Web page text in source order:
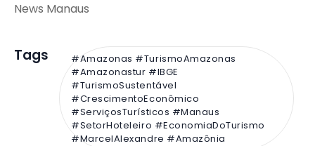
News Manaus
Tags
#Amazonas #TurismoAmazonas
#Amazonastur #IBGE
#TurismoSustentável
#CrescimentoEconômico
#ServiçosTurísticos #Manaus
#SetorHoteleiro #EconomiaDoTurismo
#MarcelAlexandre #Amazônia